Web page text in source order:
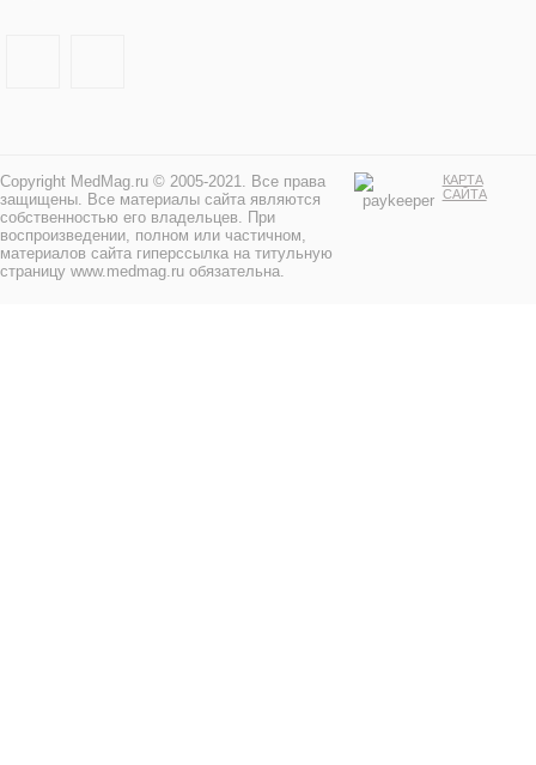
Copyright MedMag.ru © 2005-2021. Все права
защищены. Все материалы сайта являются
собственностью его владельцев. При
воспроизведении, полном или частичном,
материалов сайта гиперссылка на титульную
страницу www.medmag.ru обязательна.
КАРТА
САЙТА